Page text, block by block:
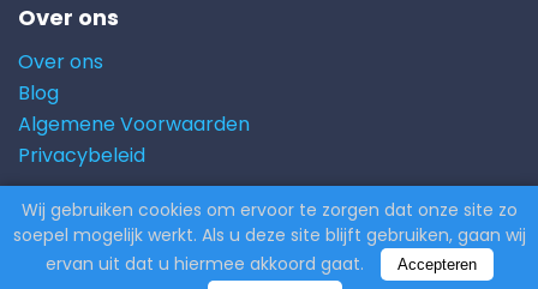
Over ons
Over ons
Blog
Algemene Voorwaarden
Privacybeleid
© 2026 Carito.com. | Alle rechten voorbehouden |
Powered byCodiCo.io
Wij gebruiken cookies om ervoor te zorgen dat onze site zo
soepel mogelijk werkt. Als u deze site blijft gebruiken, gaan wij
ervan uit dat u hiermee akkoord gaat.
Accepteren